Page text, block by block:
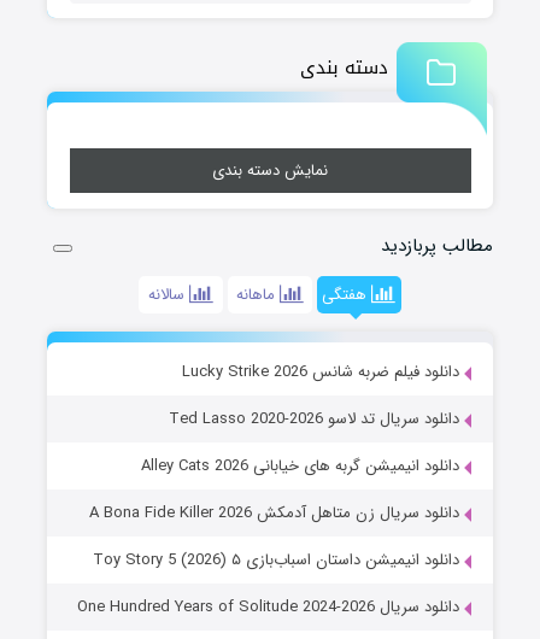
دسته بندی
نمایش دسته بندی
مطالب پربازدید
هفتگی ماهانه سالانه
دانلود فیلم ضربه شانس Lucky Strike 2026
دانلود سریال تد لاسو Ted Lasso 2020-2026
دانلود انیمیشن گربه های خیابانی Alley Cats 2026
دانلود سریال زن متاهل آدمکش A Bona Fide Killer 2026
دانلود انیمیشن داستان اسباب‌بازی ۵ Toy Story 5 (2026)
دانلود سریال One Hundred Years of Solitude 2024-2026